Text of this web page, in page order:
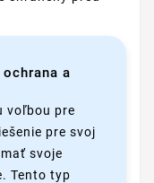
a
voľbou pre
pre svoj
svoje
Tento typ